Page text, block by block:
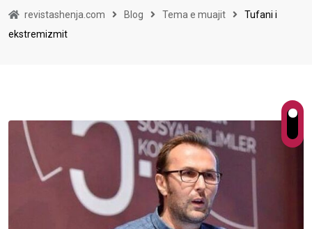
revistashenja.com Blog Tema e muajit
Tufani i
ekstremizmit